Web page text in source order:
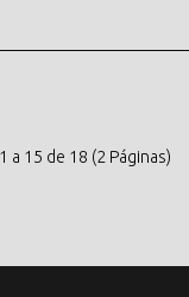
a 15 de 18 (2 Páginas)